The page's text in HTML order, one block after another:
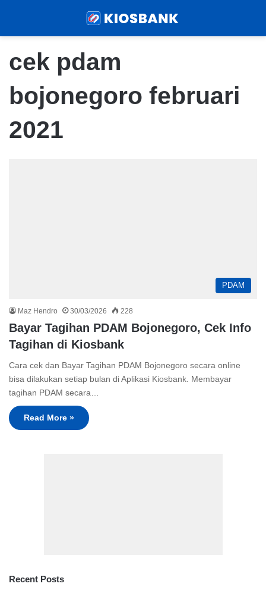
cek pdam
bojonegoro februari
2021
PDAM
Maz Hendro 30/03/2026 228
Bayar Tagihan PDAM Bojonegoro, Cek Info
Tagihan di Kiosbank
Cara cek dan Bayar Tagihan PDAM Bojonegoro secara online
bisa dilakukan setiap bulan di Aplikasi Kiosbank. Membayar
tagihan PDAM secara…
Read More »
Recent Posts